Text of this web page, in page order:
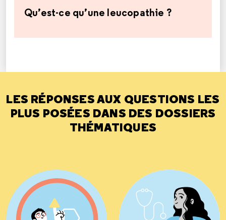
Qu’est-ce qu’une leucopathie ?
LES RÉPONSES AUX QUESTIONS LES
PLUS POSÉES DANS DES DOSSIERS
THÉMATIQUES